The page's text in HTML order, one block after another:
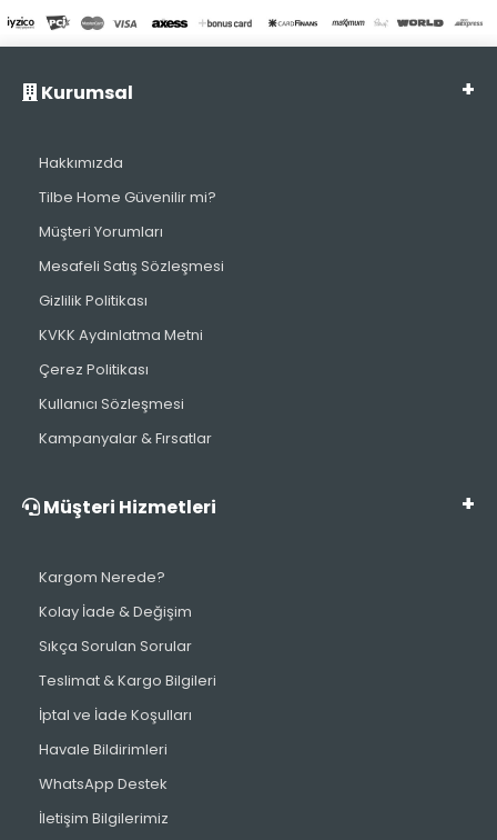
Kurumsal
Hakkımızda
Tilbe Home Güvenilir mi?
Müşteri Yorumları
Mesafeli Satış Sözleşmesi
Gizlilik Politikası
KVKK Aydınlatma Metni
Çerez Politikası
Kullanıcı Sözleşmesi
Kampanyalar & Fırsatlar
Müşteri Hizmetleri
Kargom Nerede?
Kolay İade & Değişim
Sıkça Sorulan Sorular
Teslimat & Kargo Bilgileri
İptal ve İade Koşulları
Havale Bildirimleri
WhatsApp Destek
İletişim Bilgilerimiz